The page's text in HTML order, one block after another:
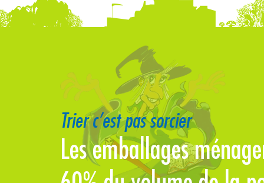
Trier c’est pas sorcier
Les emballages